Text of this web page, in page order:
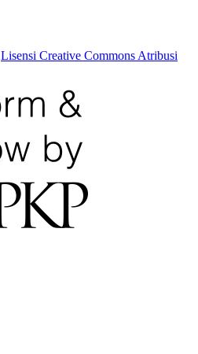
Lisensi Creative Commons Atribusi